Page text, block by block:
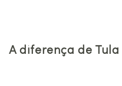
A diferença de Tula